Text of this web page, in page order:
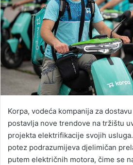
Korpa, vodeća kompanija za
postavlja nove trendove na tržištu
projekta elektrifikacije svojih
potez podrazumijeva djelimičan
putem električnih motora, čime se